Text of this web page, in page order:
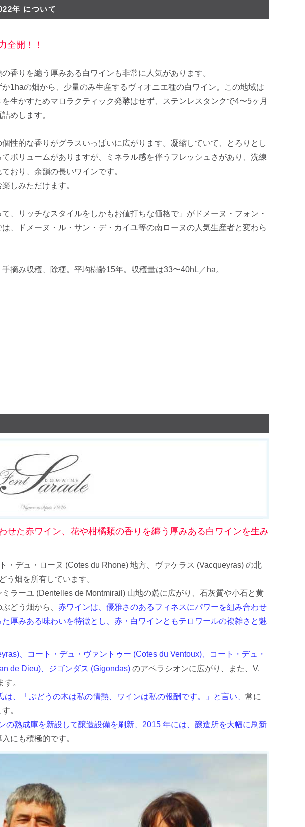
年 について
全開！！
香りを纏う厚みある白ワインも非常に人気があります。
1haの畑から、少量のみ生産するヴィオニエ種の白ワイン。この地域は
生かすためマロラクティック発酵はせず、ステンレスタンクで4〜5ヶ月
めします。
性的な香りがグラスいっぱいに広がります。凝縮していて、とろりとし
ボリュームがありますが、ミネラル感を伴うフレッシュさがあり、洗練
おり、余韻の長いワインです。
しみただけます。
、リッチなスタイルをしかもお値打ちな価格で」がドメーヌ・フォン・
、ドメーヌ・ル・サン・デ・カイユ等の南ローヌの人気生産者と変わら
摘み収穫、除梗。平均樹齢15年。収穫量は33〜40hL／ha。
せた赤ワイン、花や柑橘類の香りを纏う厚みある白ワインを生み
・デュ・ローヌ (Cotes du Rhone) 地方、ヴァケラス (Vacqueyras) の北
う畑を所有しています。
ラーユ (Dentelles de Montmirail) 山地の麓に広がり、石灰質や小石と黄
どう畑から、 赤ワインは、優雅さのあるフィネスにパワーを組み合わせ
厚みある味わいを特徴とし、赤・白ワインともテロワールの複雑さと魅
、コート・デュ・ヴァントゥー (Cotes du Ventoux)、コート・デュ・
de Dieu)、ジゴンダス (Gigondas) のアペラシオンに広がり、また、V.
。
、「ぶどうの木は私の情熱、ワインは私の報酬です。」と言い、 常に
。
の熟成庫を新設して醸造設備を刷新、2015 年には、醸造所を大幅に刷新
にも積極的です。